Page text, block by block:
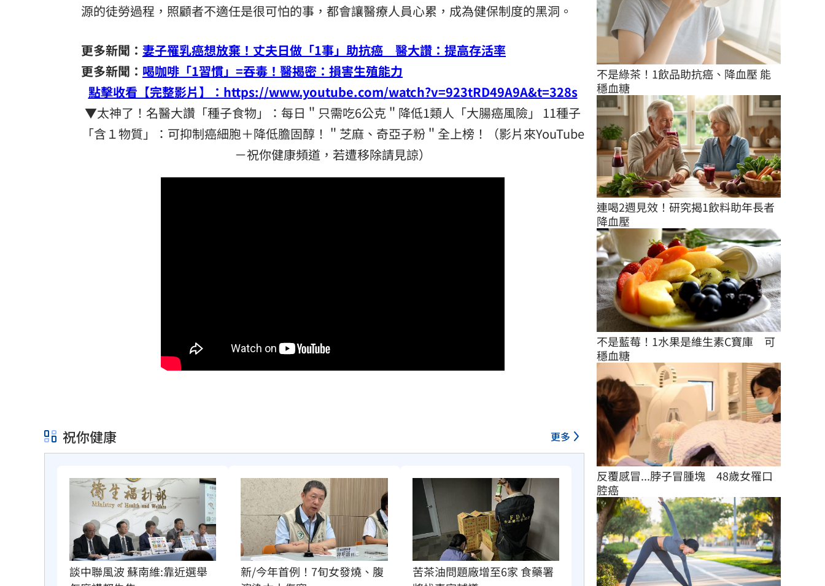
源的徒勞過程，照顧者不適任是很可怕的事，都會讓醫療人員心累，成為健保制度的黑洞。
更多新聞： 妻子罹乳癌想放棄！丈夫日做「1事」助抗癌 醫大讚：提高存活率
更多新聞： 喝咖啡「1習慣」=吞毒！醫揭密：損害生殖能力
點擊收看【完整影片】：https://www.youtube.com/watch?v=923tRD49A9A&t=328s
▼太神了！名醫大讚「種子食物」：每日＂只需吃6公克＂降低1類人「大腸癌風險」 11種子
「含１物質」：可抑制癌細胞＋降低膽固醇！＂芝麻、奇亞子粉＂全上榜！（影片來YouTube
－祝你健康頻道，若遭移除請見諒）
祝你健康 更多
談中聯風波 蘇南維:靠近選舉
新/今年首例！7旬女發燒、腹
苦茶油問題廠增至6家 食藥署
不是綠茶！1飲品助抗癌、降血壓 能
穩血糖
連喝2週見效！研究揭1飲料助年長者
降血壓
不是藍莓！1水果是維生素C寶庫　可
穩血糖
反覆感冒...脖子冒腫塊　48歲女罹口
腔癌